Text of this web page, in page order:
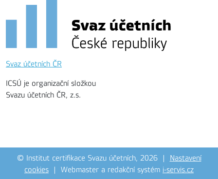
Svaz účetních ČR
ICSÚ je organizační složkou
Svazu účetních ČR, z.s.
© Institut certifikace Svazu účetních, 2026 | Nastavení
cookies | Webmaster a redakční systém i-servis.cz